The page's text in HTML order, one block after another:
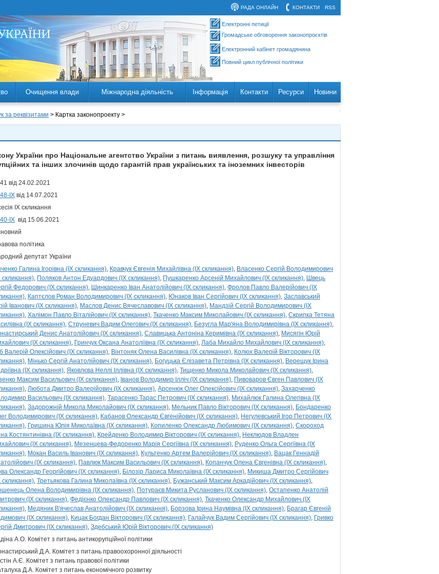
RSS
КОНТАКТИ
РАДА ОНЛАЙН
Електронні петиції
Громадське обговорення законопроєктів
Електронний кабінет громадянина
Повний цикл публічної політики
Очищення влади Міжнародна діяльність Інформація Контакти Ресурси Новини
за реквізитами > Картка законопроекту >
України про Національне агентство України з питань виявлення, розшуку та управління
та інших злочинів щодо гарантій прав українських та іноземних інвесторів
від 24.02.2021
IX від 14.07.2021
IX скликання
ІХ від 15.06.2021
політика
депутат України
Галина Ігорівна (IX скликання) Кравчук Євгенія Михайлівна (IX скликання) Власенко Сергій Володимирович
скликання) Поляков Антон Едуардович (IX скликання) Пушкаренко Арсеній Михайлович (IX скликання) Швець
Федорович (IX скликання) Шинкаренко Іван Анатолійович (IX скликання) Фролов Павло Валерійович (IX
Каптєлов Роман Володимирович (IX скликання) Юнаков Іван Сергійович (IX скликання) Заславський
Іванович (IX скликання) Маслов Денис Вячеславович (IX скликання) Мандзій Сергій Володимирович (IX
Халімон Павло Віталійович (IX скликання) Ткаченко Максим Миколайович (IX скликання) Скрипка Тетяна
(IX скликання) Струневич Вадим Олегович (IX скликання) Безугла Мар'яна Володимирівна (IX скликання)
Денис Анатолійович (IX скликання) Славицька Антоніна Керимівна (IX скликання) Мисягін Юрій
(IX скликання) Гринчук Оксана Анатоліївна (IX скликання) Лаба Михайло Михайлович (IX скликання)
Валерій Олексійович (IX скликання) Вінтоняк Олена Василівна (IX скликання) Колюх Валерій Вікторович (IX
Мінько Сергій Анатолійович (IX скликання) Богуцька Єлізавета Петрівна (IX скликання) Верещук Ірина
(IX скликання) Яковлєва Неллі Іллівна (IX скликання) Тищенко Микола Миколайович (IX скликання)
Максим Васильович (IX скликання)
Іванов Володимир Ілліч (IX скликання) Пивоваров Євген Павлович (IX
Любота Дмитро Валерійович (IX скликання) Арсенюк Олег Олексійович (IX скликання) Захарченко
Васильович (IX скликання) Тарасенко Тарас Петрович (IX скликання) Михайлюк Галина Олегівна (IX
Задорожній Микола Миколайович (IX скликання) Мельник Павло Вікторович (IX скликання) Бондаренко
Володимирович (IX скликання) Кабанов Олександр Євгенійович (IX скликання) Негулевський Ігор Петрович (IX
Гришина Юлія Миколаївна (IX скликання) Копиленко Олександр Любимович (IX скликання) Скороход
Костянтинівна (IX скликання) Крейденко Володимир Вікторович (IX скликання) Неклюдов Владлен
(IX скликання) Мезенцева-Федоренко Марія Сергіївна (IX скликання) Руденко Ольга Сергіївна (IX
Мокан Василь Іванович (IX скликання) Культенко Артем Валерійович (IX скликання) Вацак Геннадій
(IX скликання) Павлюк Максим Васильович (IX скликання) Копанчук Олена Євгенівна (IX скликання)
Олександр Георгійович (IX скликання) Білозір Лариса Миколаївна (IX скликання) Микиша Дмитро Сергійович
скликання) Третьякова Галина Миколаївна (IX скликання) Бужанський Максим Аркадійович (IX скликання)
Олена Володимирівна (IX скликання) Потураєв Микита Русланович (IX скликання) Остапенко Анатолій
(IX скликання) Федієнко Олександр Павлович (IX скликання) Ткаченко Олександр Михайлович (IX
Медяник В'ячеслав Анатолійович (IX скликання) Борзова Ірина Наумівна (IX скликання) Брагар Євгеній
(IX скликання) Кицак Богдан Вікторович (IX скликання) Галайчук Вадим Сергійович (IX скликання) Гривко
Дмитрович (IX скликання) Здебський Юрій Вікторович (IX скликання)
А.О. Комітет з питань антикорупційної політики
Д.А. Комітет з питань правоохоронної діяльності
А.Є. Комітет з питань правової політики
Д.А. Комітет з питань економічного розвитку